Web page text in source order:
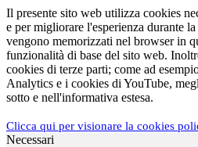
Il presente sito web utilizza cookies
e per migliorare l'esperienza durante
vengono memorizzati nel browser in
funzionalità di base del sito web.
cookies di terze parti; come ad
Analytics e i cookies di YouTube,
sotto e nell'informativa estesa.
Clicca qui per visionare la cookies
Necessari